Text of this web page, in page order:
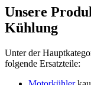
Unsere
Kühlung
Unter der
folgende Ersatzteile: